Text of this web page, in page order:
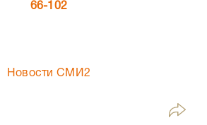
66-102
Новости СМИ2